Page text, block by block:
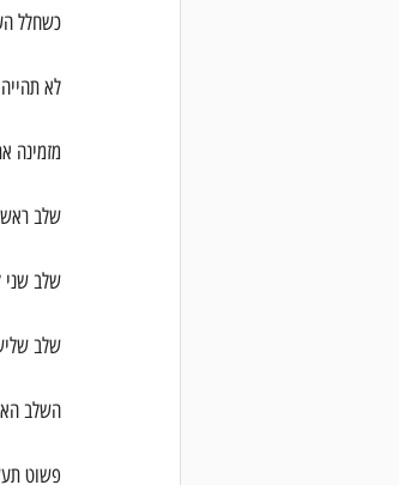
כשחלל
לא
מזמינה
שלב
שלב שני
שלב
השלב
פשוט